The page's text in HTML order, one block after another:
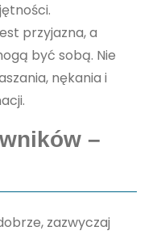
przyjazna, a
być sobą. Nie
nękania i
–
zazwyczaj